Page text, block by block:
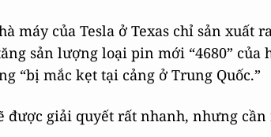
máy của Tesla ở Texas chỉ sản xuất
sản lượng loại pin mới “4680” của
“bị mắc kẹt tại cảng ở Trung Quốc.”
được giải quyết rất nhanh, nhưng